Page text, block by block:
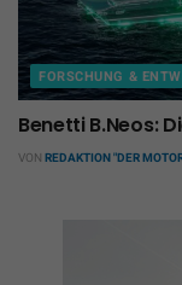
FORSCHUNG &
Benetti B.Neos:
VON REDAKTION "DER